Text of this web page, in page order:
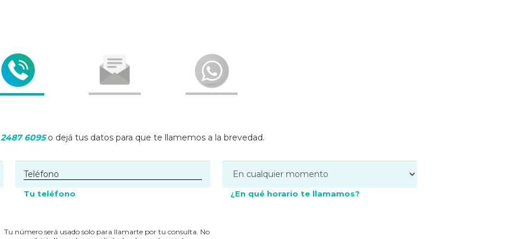
2487 6095o dejá tus datos para que te llamemos a la brevedad.
Tu teléfono ¿En qué horario te llamamos?
Tu número será usado solo para llamarte por tu consulta. No